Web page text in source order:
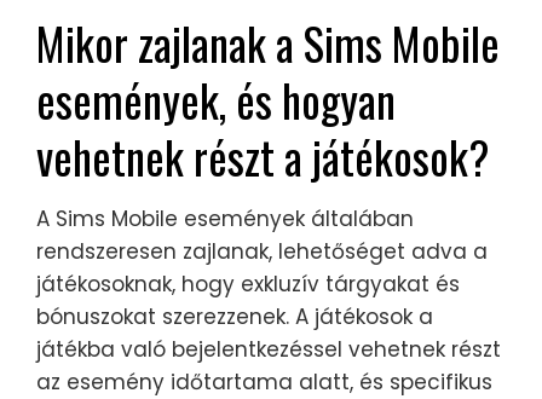
Mikor zajlanak a Sims Mobile
események, és hogyan
vehetnek részt a játékosok?
A Sims Mobile események általában
rendszeresen zajlanak, lehetőséget adva a
játékosoknak, hogy exkluzív tárgyakat és
bónuszokat szerezzenek. A játékosok a
játékba való bejelentkezéssel vehetnek részt
az esemény időtartama alatt, és specifikus